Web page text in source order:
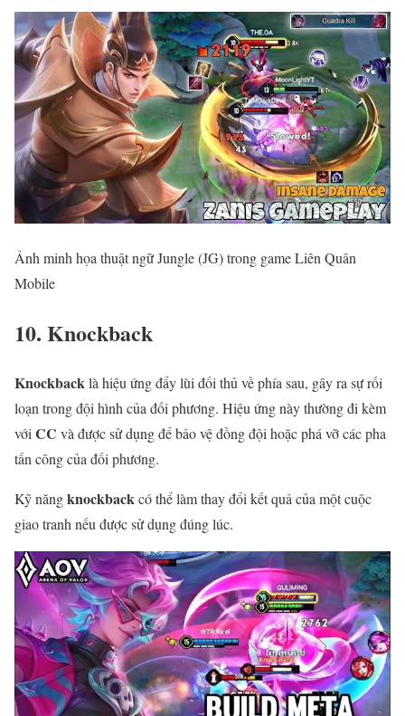
Ảnh minh họa thuật ngữ Jungle (JG) trong game Liên Quân
Mobile
10. Knockback
Knockbacklà hiệu ứng đẩy lùi đối thủ về phía sau, gây ra sự rối
loạn trong đội hình của đối phương. Hiệu ứng này thường đi kèm
với CC và được sử dụng để bảo vệ đồng đội hoặc phá vỡ các pha
tấn công của đối phương.
Kỹ năngknockbackcó thể làm thay đổi kết quả của một cuộc
giao tranh nếu được sử dụng đúng lúc.